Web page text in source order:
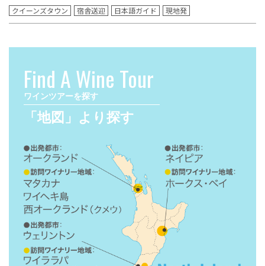
クイーンズタウン 宿舎送迎 日本語ガイド 現地発
Find A Wine Tour
ワインツアーを探す
「地図」より探す